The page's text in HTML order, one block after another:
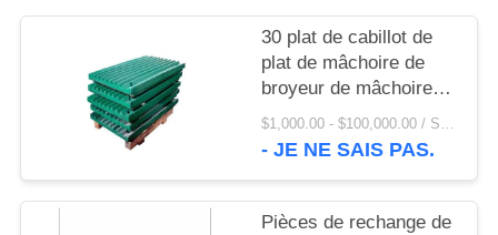
PLAN
PRIVACY
POLICY
30 plat de cabillot de
plat de mâchoire de
broyeur de mâchoire
d'acier au manganèse
de la dent Mn13Cr2
$1,000.00 - $100,000.00 / Set MOQ:1 ensemble/ensembles
- JE NE SAIS PAS.
Pièces de rechange de